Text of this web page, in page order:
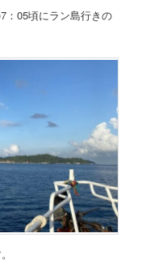
：05頃にラン島行きの